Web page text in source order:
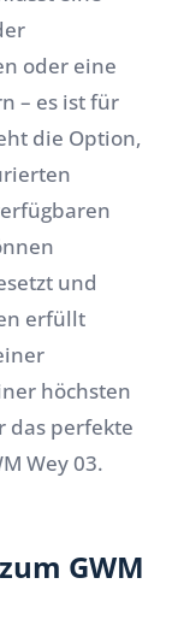
oder eine
– es ist für
die Option,
und
erfüllt
höchsten
das perfekte
Wey 03.
GWM